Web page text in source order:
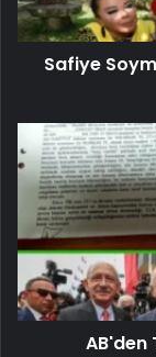
Safiye
AB'den